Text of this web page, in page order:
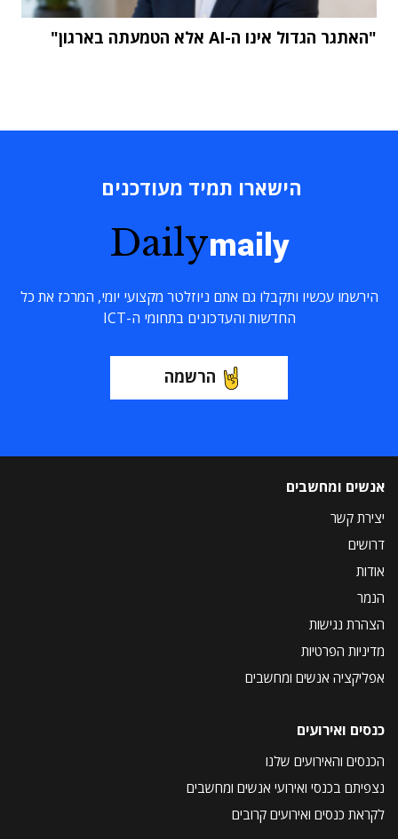
"האתגר הגדול אינו ה-AI אלא הטמעתה בארגון"
הישארו תמיד מעודכנים
Dailymaily
הירשמו עכשיו ותקבלו גם אתם ניוזלטר מקצועי יומי, המרכז את כל
החדשות והעדכונים בתחומי ה-ICT
הרשמה
אנשים ומחשבים
יצירת קשר
דרושים
אודות
הנמר
הצהרת נגישות
מדיניות הפרטיות
אפליקציה אנשים ומחשבים
כנסים ואירועים
הכנסים והאירועים שלנו
נצפיתם בכנסי ואירועי אנשים ומחשבים
לקראת כנסים ואירועים קרובים